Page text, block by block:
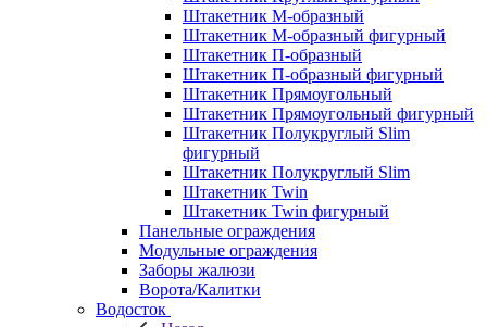
Штакетник М-образный
Штакетник М-образный фигурный
Штакетник П-образный
Штакетник П-образный фигурный
Штакетник Прямоугольный
Штакетник Прямоугольный фигурный
Штакетник Полукруглый Slim
фигурный
Штакетник Полукруглый Slim
Штакетник Twin
Штакетник Twin фигурный
Панельные ограждения
Модульные ограждения
Заборы жалюзи
Ворота/Калитки
Водосток